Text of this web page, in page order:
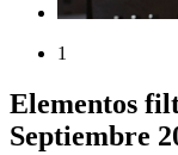
1
Elementos
Septiembre